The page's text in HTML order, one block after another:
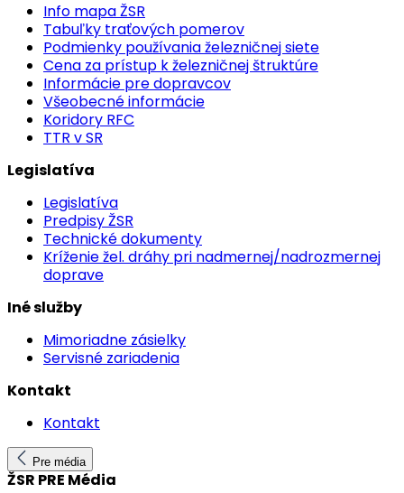
Info mapa ŽSR
Tabuľky traťových pomerov
Podmienky používania železničnej siete
Cena za prístup k železničnej štruktúre
Informácie pre dopravcov
Všeobecné informácie
Koridory RFC
TTR v SR
Legislatíva
Legislatíva
Predpisy ŽSR
Technické dokumenty
Kríženie žel. dráhy pri nadmernej/nadrozmernej
doprave
Iné služby
Mimoriadne zásielky
Servisné zariadenia
Kontakt
Kontakt
Pre média
ŽSR PRE Média